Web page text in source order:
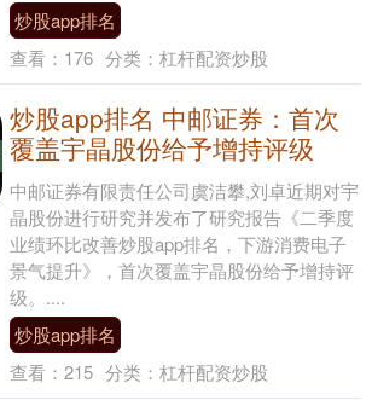
炒股app排名
查看： 176 分类： 杠杆配资炒股
炒股app排名 中邮证券：首次
覆盖宇晶股份给予增持评级
中邮证券有限责任公司虞洁攀,刘卓近期对宇
晶股份进行研究并发布了研究报告《二季度
业绩环比改善炒股app排名，下游消费电子
景气提升》，首次覆盖宇晶股份给予增持评
级。....
炒股app排名
查看： 215 分类： 杠杆配资炒股